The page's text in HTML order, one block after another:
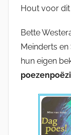
Hout voor
Bette
Meinderts
hun eigen